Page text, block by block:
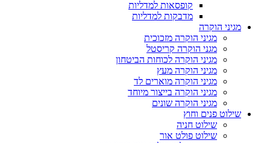
קופסאות למדליות
מדבקות למדליות
מגיני הוקרה
מגיני הוקרה מזכוכית
מגני הוקרה קריסטל
מגיני הוקרה לכוחות הביטחון
מגיני הוקרה מעץ
מגיני הוקרה מוארים לד
מגיני הוקרה בייצור מיוחד
מגיני הוקרה שונים
שילוט פנים וחוץ
שילוט חניה
שילוט פולט אור